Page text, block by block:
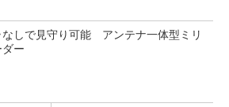
なしで見守り可能 アンテナ一体型ミリ
ー